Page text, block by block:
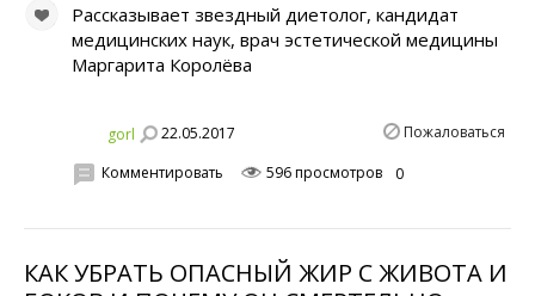
Рассказывает звездный диетолог, кандидат
медицинских наук, врач эстетической медицины
Маргарита Королёва
gorl 22.05.2017 Пожаловаться
Комментировать 596 просмотров 0
КАК УБРАТЬ ОПАСНЫЙ ЖИР С ЖИВОТА И